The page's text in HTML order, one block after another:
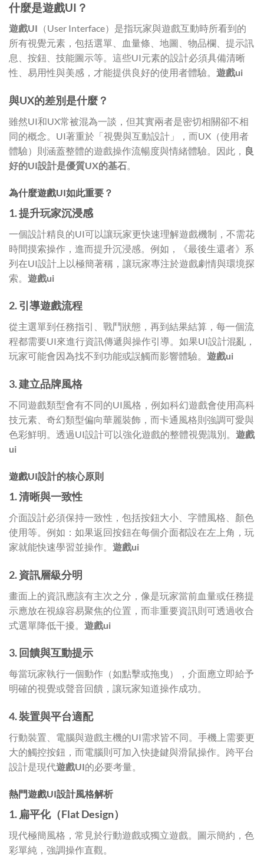
什麼是遊戲UI？
遊戲UI （User Interface）是指玩家與遊戲互動時所看到的
所有視覺元素，包括選單、血量條、地圖、物品欄、提示訊
息、按鈕、技能圖示等。這些UI元素的設計必須具備清晰
性、易用性與美感，才能提供良好的使用者體驗。 遊戲ui
與UX的差別是什麼？
雖然UI和UX常被混為一談，但其實兩者是密切相關卻不相
同的概念。UI著重於「視覺與互動設計」，而UX（使用者
體驗）則涵蓋整體的遊戲操作流暢度與情緒體驗。因此，
良
好的UI設計是優質UX的基石
為什麼遊戲UI如此重要？
1. 提升玩家沉浸感
一個設計精良的UI可以讓玩家更快速理解遊戲機制，不需花
時間摸索操作，進而提升沉浸感。例如，《最後生還者》系
列在UI設計上以極簡著稱，讓玩家專注於遊戲劇情與環境探
索。 遊戲ui
2. 引導遊戲流程
從主選單到任務指引、戰鬥狀態，再到結果結算，每一個流
程都需要UI來進行資訊傳遞與操作引導。如果UI設計混亂，
玩家可能會因為找不到功能或誤觸而影響體驗。 遊戲ui
3. 建立品牌風格
不同遊戲類型會有不同的UI風格，例如科幻遊戲會使用高科
技元素、奇幻類型偏向華麗裝飾，而卡通風格則強調可愛與
色彩鮮明。透過UI設計可以強化遊戲的整體視覺識別。 遊戲
ui
遊戲UI設計的核心原則
1. 清晰與一致性
介面設計必須保持一致性，包括按鈕大小、字體風格、顏色
使用等。例如：如果返回按鈕在每個介面都設在左上角，玩
家就能快速學習並操作。 遊戲ui
2. 資訊層級分明
畫面上的資訊應該有主次之分，像是玩家當前血量或任務提
示應放在視線容易聚焦的位置，而非重要資訊則可透過收合
式選單降低干擾。 遊戲ui
3. 回饋與互動提示
每當玩家執行一個動作（如點擊或拖曳），介面應立即給予
明確的視覺或聲音回饋，讓玩家知道操作成功。
4. 裝置與平台適配
行動裝置、電腦與遊戲主機的UI需求皆不同。手機上需要更
大的觸控按鈕，而電腦則可加入快捷鍵與滑鼠操作。跨平台
設計是現代遊戲UI的必要考量。
熱門遊戲UI設計風格解析
1. 扁平化（Flat Design）
現代極簡風格，常見於行動遊戲或獨立遊戲。圖示簡約，色
彩單純，強調操作直觀。